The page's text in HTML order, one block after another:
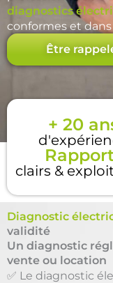
diagnostics
conformes et
Être
+ 20
clairs &
Diagnostic
validité
Un diagnostic
vente ou location
✅ Le diagnostic